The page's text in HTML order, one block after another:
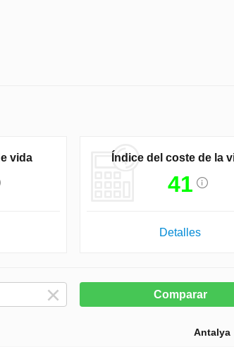
vida Índice del coste de la
41
Detalles
Comparar
Antalya